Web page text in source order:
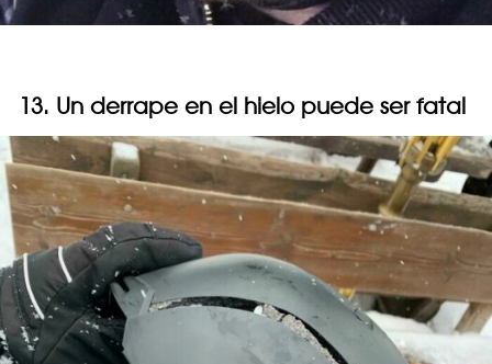
13. Un derrape en el hielo puede ser fatal